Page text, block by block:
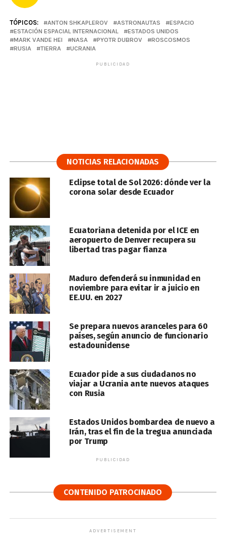
TÓPICOS: ANTON SHKAPLEROV ASTRONAUTAS
ESPACIO
ESTACIÓN ESPACIAL INTERNACIONAL
ESTADOS UNIDOS
MARK VANDE HEI
NASA PYOTR DUBROV
ROSCOSMOS
RUSIA
TIERRA UCRANIA
PUBLICIDAD
NOTICIAS RELACIONADAS
Eclipse total de Sol 2026: dónde ver la
corona solar desde Ecuador
Ecuatoriana detenida por el ICE en
aeropuerto de Denver recupera su
libertad tras pagar fianza
Maduro defenderá su inmunidad en
noviembre para evitar ir a juicio en
EE.UU. en 2027
Se prepara nuevos aranceles para 60
países, según anuncio de funcionario
estadounidense
Ecuador pide a sus ciudadanos no
viajar a Ucrania ante nuevos ataques
con Rusia
Estados Unidos bombardea de nuevo a
Irán, tras el fin de la tregua anunciada
por Trump
PUBLICIDAD
CONTENIDO PATROCINADO
ADVERTISEMENT